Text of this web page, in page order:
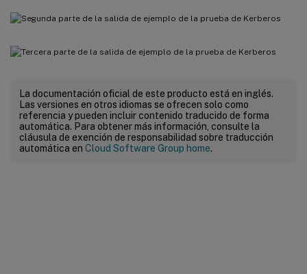
La documentación oficial de este producto está en inglés.
Las versiones en otros idiomas se ofrecen solo como
referencia y pueden incluir contenido traducido de forma
automática. Para obtener más información, consulte la
cláusula de exención de responsabilidad sobre traducción
automática en Cloud Software Group home.